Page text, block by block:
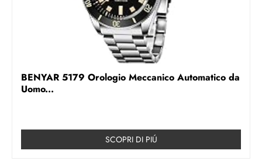
BENYAR 5179 Orologio Meccanico Automatico da
Uomo...
SCOPRI DI PIÚ